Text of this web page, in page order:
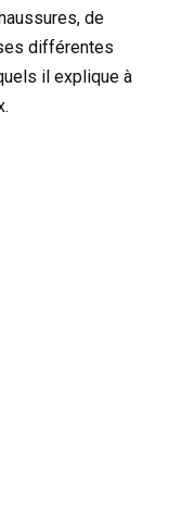
de
différentes
il explique à